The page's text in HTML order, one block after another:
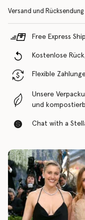
Versand und Rücksendung
Free Express
Kostenlose
Flexible
Unsere
und
Chat with a